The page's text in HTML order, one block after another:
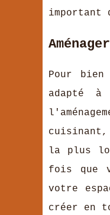
important
Pour
adapté à
cuisinant,
la plus
fois que
votre
créer en